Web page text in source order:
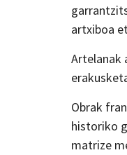
artxiboa
Artelanak
Obrak
historiko
matrize